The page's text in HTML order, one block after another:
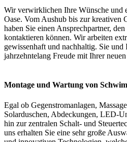
Wir verwirklichen Ihre Wünsche und
Oase. Vom Aushub bis zur kreativen
haben Sie einen Ansprechpartner,
kontaktieren können. Wir arbeiten
gewissenhaft und nachhaltig. Sie
jahrzehntelang Freude mit Ihrer
Montage und Wartung von
Egal ob Gegenstromanlagen,
Solarduschen, Abdeckungen, LED-
hin zur zentralen Schalt- und
uns erhalten Sie eine sehr große